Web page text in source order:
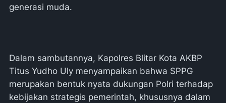
generasi muda.
Dalam sambutannya, Kapolres Blitar Kota AKBP
Titus Yudho Uly menyampaikan bahwa SPPG
merupakan bentuk nyata dukungan Polri terhadap
kebijakan strategis pemerintah, khususnya dalam